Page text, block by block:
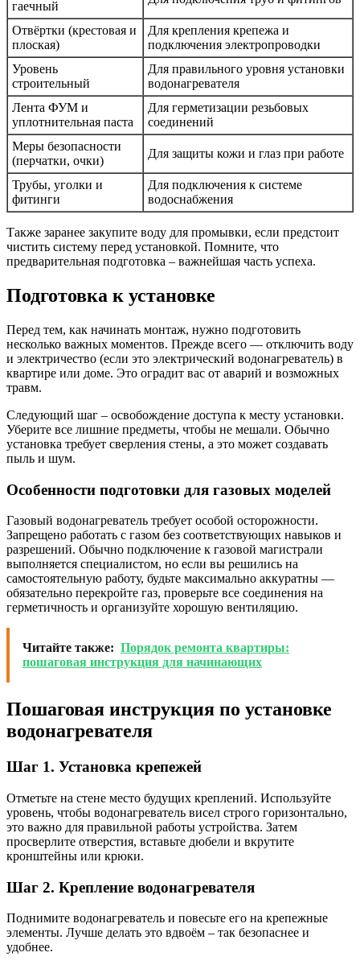
гаечный
Отвёртки (крестовая и
плоская)
Для крепления крепежа и
подключения электропроводки
Уровень
строительный
Для правильного уровня установки
водонагревателя
Лента ФУМ и
уплотнительная паста
Для герметизации резьбовых
соединений
Меры безопасности
(перчатки, очки)
Для защиты кожи и глаз при работе
Трубы, уголки и
фитинги
Для подключения к системе
водоснабжения
Также заранее закупите воду для промывки, если предстоит
чистить систему перед установкой. Помните, что
предварительная подготовка – важнейшая часть успеха.
Подготовка к установке
Перед тем, как начинать монтаж, нужно подготовить
несколько важных моментов. Прежде всего — отключить воду
и электричество (если это электрический водонагреватель) в
квартире или доме. Это оградит вас от аварий и возможных
травм.
Следующий шаг – освобождение доступа к месту установки.
Уберите все лишние предметы, чтобы не мешали. Обычно
установка требует сверления стены, а это может создавать
пыль и шум.
Особенности подготовки для газовых моделей
Газовый водонагреватель требует особой осторожности.
Запрещено работать с газом без соответствующих навыков и
разрешений. Обычно подключение к газовой магистрали
выполняется специалистом, но если вы решились на
самостоятельную работу, будьте максимально аккуратны —
обязательно перекройте газ, проверьте все соединения на
герметичность и организуйте хорошую вентиляцию.
Читайте также: Порядок ремонта квартиры:
пошаговая инструкция для начинающих
Пошаговая инструкция по установке
водонагревателя
Шаг 1. Установка крепежей
Отметьте на стене место будущих креплений. Используйте
уровень, чтобы водонагреватель висел строго горизонтально,
это важно для правильной работы устройства. Затем
просверлите отверстия, вставьте дюбели и вкрутите
кронштейны или крюки.
Шаг 2. Крепление водонагревателя
Поднимите водонагреватель и повесьте его на крепежные
элементы. Лучше делать это вдвоём – так безопаснее и
удобнее.